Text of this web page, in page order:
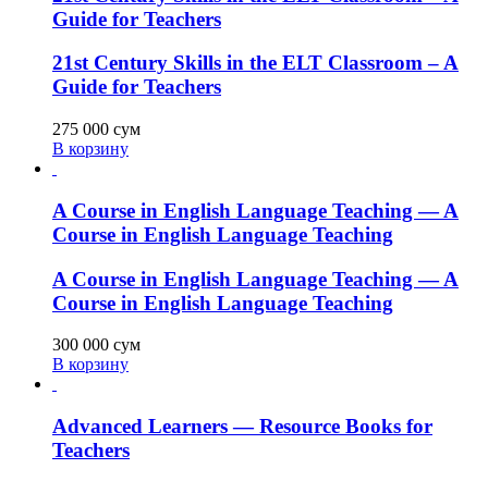
Guide for Teachers
21st Century Skills in the ELT Classroom – A
Guide for Teachers
275 000 сум
В корзину
A Course in English Language Teaching — A
Course in English Language Teaching
A Course in English Language Teaching — A
Course in English Language Teaching
300 000 сум
В корзину
Advanced Learners — Resource Books for
Teachers